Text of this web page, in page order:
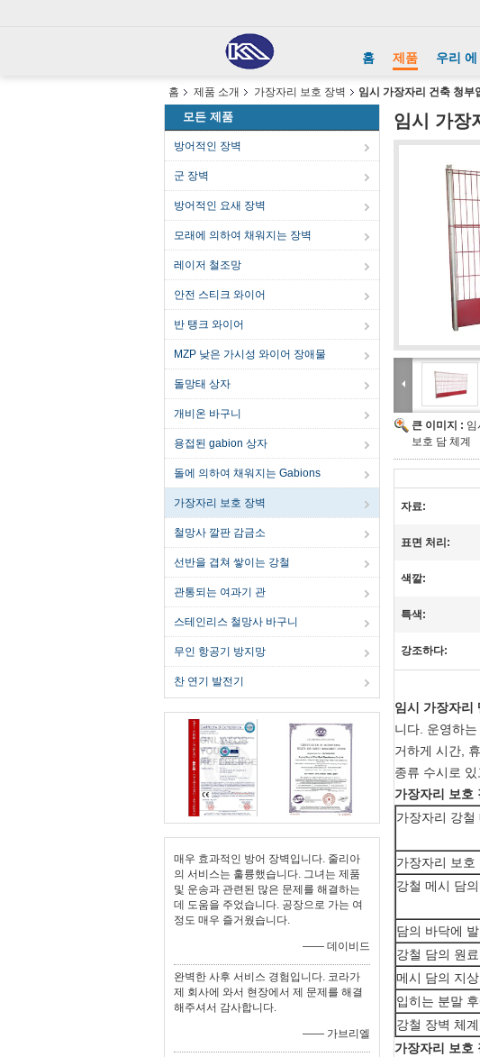
홈 제품 우리
홈 제품 소개 가장자리 보호 장벽 임시 가장자리 건축 청부
모든 제품
방어적인 장벽
군 장벽
방어적인 요새 장벽
모래에 의하여 채워지는 장벽
레이저 철조망
안전 스티크 와이어
반 탱크 와이어
MZP 낮은 가시성 와이어 장애물
돌망태 상자
개비온 바구니
용접된 gabion 상자
돌에 의하여 채워지는 Gabions
가장자리 보호 장벽
철망사 깔판 감금소
선반을 겹쳐 쌓이는 강철
관통되는 여과기 관
스테인리스 철망사 바구니
무인 항공기 방지망
찬 연기 발전기
매우 효과적인 방어 장벽입니다. 줄리아
의 서비스는 훌륭했습니다. 그녀는 제품
및 운송과 관련된 많은 문제를 해결하는
데 도움을 주었습니다. 공장으로 가는 여
정도 매우 즐거웠습니다.
—— 데이비드
완벽한 사후 서비스 경험입니다. 코라가
제 회사에 와서 현장에서 제 문제를 해결
해주셔서 감사합니다.
—— 가브리엘
임시 가장
큰 이미지 : 임
보호 담 체계
자료:
표면 처리:
색깔:
특색:
강조하다:
임시 가장자리
니다. 운영하
거하게 시간,
종류 수시로
가장자리 보호
가장자리 강철
가장자리 보호
강철 메시 담
담의 바닥에
강철 담의 원료
메시 담의 지
입히는 분말
강철 장벽 체
가장자리 보호